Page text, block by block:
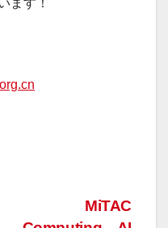
ます！
MiTAC